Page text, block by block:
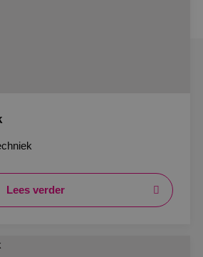
Lees verder